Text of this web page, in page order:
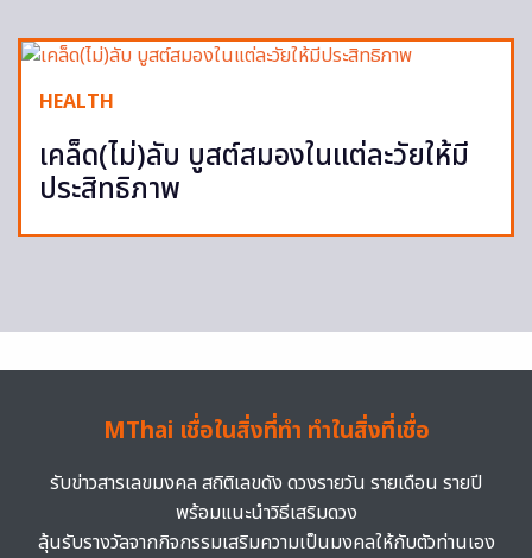
HEALTH
เคล็ด(ไม่)ลับ บูสต์สมองในแต่ละวัยให้มี
ประสิทธิภาพ
MThai เชื่อในสิ่งที่ทำ ทำในสิ่งที่เชื่อ
รับข่าวสารเลขมงคล สถิติเลขดัง ดวงรายวัน รายเดือน รายปี
พร้อมแนะนำวิธีเสริมดวง
ลุ้นรับรางวัลจากกิจกรรมเสริมความเป็นมงคลให้กับตัวท่านเอง